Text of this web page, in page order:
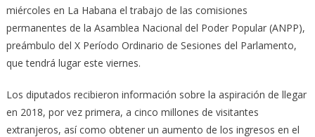
miércoles en La Habana el trabajo de las comisiones
permanentes de la Asamblea Nacional del Poder Popular (ANPP),
preámbulo del X Período Ordinario de Sesiones del Parlamento,
que tendrá lugar este viernes.
Los diputados recibieron información sobre la aspiración de llegar
en 2018, por vez primera, a cinco millones de visitantes
extranjeros, así como obtener un aumento de los ingresos en el